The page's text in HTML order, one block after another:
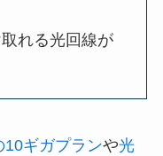
れる光回線が
10ギガプランや光